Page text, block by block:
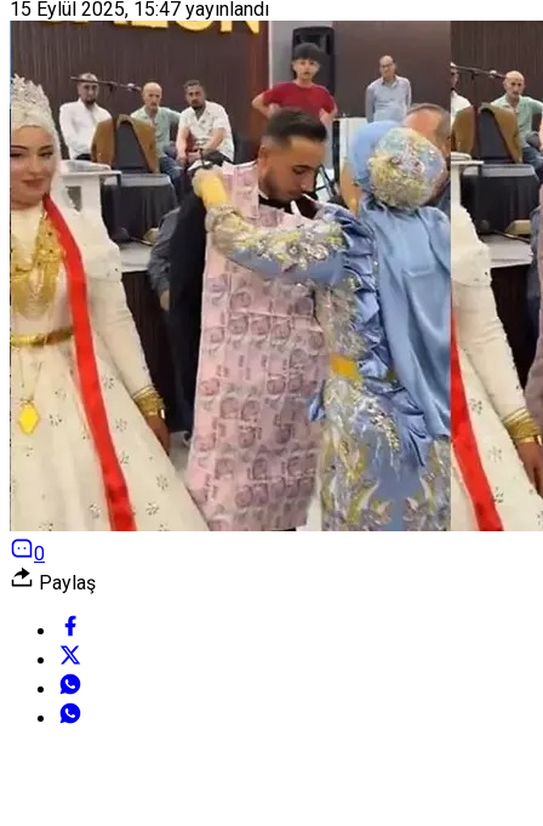
15 Eylül 2025, 15:47 yayınlandı
0
Paylaş